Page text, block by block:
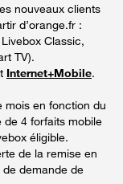
nouveaux clients
d’orange.fr :
Classic,
TV).
Internet+Mobile.
mois en fonction du
de 4 forfaits mobile
éligible.
de la remise en
demande de